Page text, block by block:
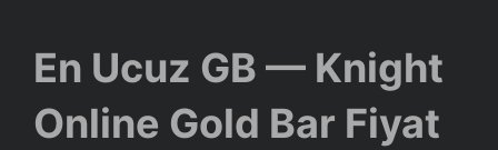
KO Wiki
AP Hesapla
En Ucuz GB — Knight
Online Gold Bar Fiyat